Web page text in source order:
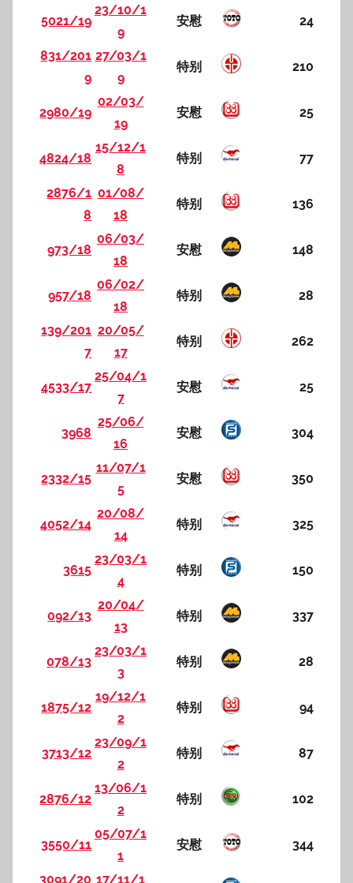
5021/19
23/10/1
9
安慰 24
831/201
9
27/03/1
9
特别 210
2980/19
02/03/
19
安慰 25
4824/18
15/12/1
8
特别 77
2876/1
8
01/08/
18
特别 136
973/18
06/03/
18
安慰 148
957/18
06/02/
18
特别 28
139/201
7
20/05/
17
特别 262
4533/17
25/04/1
7
安慰 25
3968
25/06/
16
安慰 304
2332/15
11/07/1
5
安慰 350
4052/14
20/08/
14
特别 325
3615
23/03/1
4
特别 150
092/13
20/04/
13
特别 337
078/13
23/03/1
3
特别 28
1875/12
19/12/1
2
特别 94
3713/12
23/09/1
2
特别 87
2876/12
13/06/1
2
特别 102
3550/11
05/07/1
1
安慰 344
3091/20 17/11/1